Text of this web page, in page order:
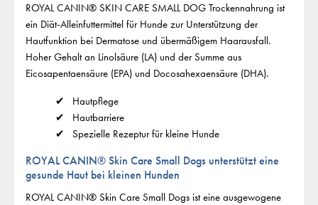
ROYAL CANIN® SKIN CARE SMALL DOG Trockennahrung ist
ein Diät-Alleinfuttermittel für Hunde zur Unterstützung der
Hautfunktion bei Dermatose und übermäßigem Haarausfall.
Hoher Gehalt an Linolsäure (LA) und der Summe aus
Eicosapentaensäure (EPA) und Docosahexaensäure (DHA).
Hautpflege
Hautbarriere
Spezielle Rezeptur für kleine Hunde
ROYAL CANIN® Skin Care Small Dogs unterstützt eine
gesunde Haut bei kleinen Hunden
ROYAL CANIN® Skin Care Small Dogs ist eine ausgewogene